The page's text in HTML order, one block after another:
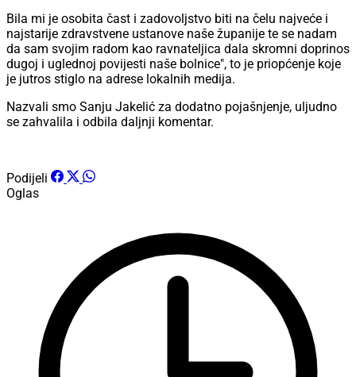
Bila mi je osobita čast i zadovoljstvo biti na čelu najveće i
najstarije zdravstvene ustanove naše županije te se nadam
da sam svojim radom kao ravnateljica dala skromni doprinos
dugoj i uglednoj povijesti naše bolnice", to je priopćenje koje
je jutros stiglo na adrese lokalnih medija.
Nazvali smo Sanju Jakelić za dodatno pojašnjenje, uljudno
se zahvalila i odbila daljnji komentar.
Podijeli
Oglas